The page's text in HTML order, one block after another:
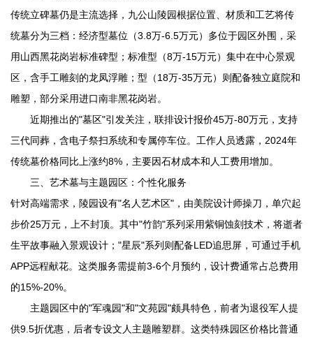
传统立碑墓仍是主流选择， 九公山陵园根据位置、材质和工艺将传
统墓分为三档：经济型墓位（3.8万-6.5万元）多位于园区外围，采
用山西黑花岗岩标准碑型；标准型（8万-15万元）集中在中心景观
区，含手工雕刻的龙凤浮雕；型（18万-35万元）则配备独立庭院和
雕塑，部分采用进口南非黑花岗岩。
近期推出的"墓区"引发关注，联排设计报价45万-80万元，支持
三代同葬，含电子祭扫系统和专属停车位。工作人员透露，2024年
传统墓价格同比上涨约8%，主要因石材成本和人工费用增加。
三、艺术墓与主题园区：个性化服务
针对高端需求，陵园设有"名人艺术区"，由美院设计师操刀，单穴起
步价25万元，上不封顶。其中"竹韵"系列采用紫铜蚀刻技术，将逝者
生平故事融入景观设计；"星辰"系列则配备LED追思屏，可通过手机
APP远程献花。这类服务需提前3-6个月预约，设计费通常占总费用
的15%-20%。
主题园区中的"军魂园"和"文苑园"颇具特色，前者为退役军人提
供9.5折优惠，后者专设文人主题雕塑群。这类特殊园区价格比普通